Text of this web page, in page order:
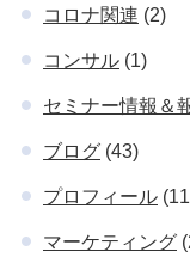
コロナ関連 (2)
コンサル (1)
セミナー情報＆
ブログ (43)
プロフィール
マーケティング